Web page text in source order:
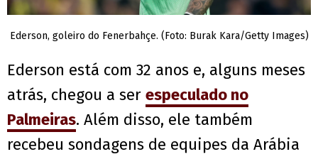
Ederson, goleiro do Fenerbahçe. (Foto: Burak Kara/Getty Images)
Ederson está com 32 anos e, alguns meses
atrás, chegou a ser especulado no
Palmeiras. Além disso, ele também
recebeu sondagens de equipes da Arábia